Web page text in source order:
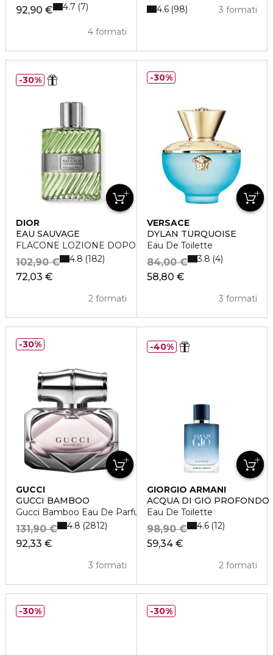
92,90 €
4 formati
4.7 7 3 formati
4.6 98
DIOR
EAU SAUVAGE
FLACONE LOZIONE DOPOBARBA
72,03 €
102,90 €
2 formati
4.8 182
30%
VERSACE
DYLAN TURQUOISE
Eau De Toilette
58,80 €
84,00 €
3 formati
3.8 4
30%
GUCCI
GUCCI BAMBOO
Gucci Bamboo Eau De Parfum
92,33 €
131,90 €
3 formati
4.8 2812
30%
GIORGIO ARMANI
ACQUA DI GIÒ PROFONDO
Eau De Toilette
59,34 €
98,90 €
2 formati
4.6 12
40%
30% 30%